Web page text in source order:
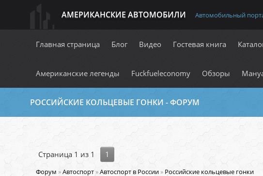
АМЕРИКАНСКИЕ АВТОМОБИЛИ Автомобильный
Главная страница Блог Видео Гостевая книга
Американские легенды Fuckfueleconomy Обзоры
РОССИЙСКИЕ КОЛЬЦЕВЫЕ ГОНКИ - ФОРУМ
Страница 1 из 1 1
Форум »Автоспорт »Автоспорт в России » Российские кольцевые гонки